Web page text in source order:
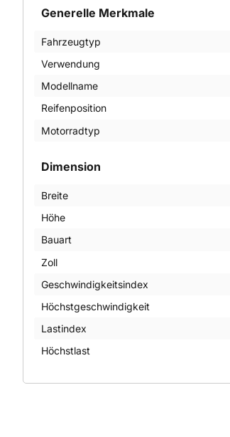
Dimension
Breite
Höhe
Bauart
Zoll
Geschwindigkeitsindex
Höchstgeschwindigkeit
Lastindex
Höchstlast
Generelle Merkmale
Fahrzeugtyp
Verwendung
Modellname
Reifenposition
Motorradtyp